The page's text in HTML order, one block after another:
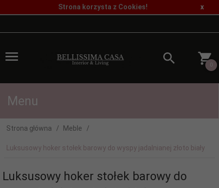
Strona korzysta z Cookies! x
0
Menu
Strona główna Meble
Luksusowy hoker stołek barowy do wyspy jadalnianej złoto biały
Luksusowy hoker stołek barowy do